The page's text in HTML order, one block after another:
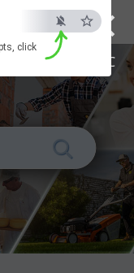
×
ESC
click